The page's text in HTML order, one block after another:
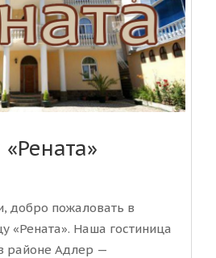
«Рената»
добро пожаловать в
«Рената». Наша гостиница
районе Адлер —